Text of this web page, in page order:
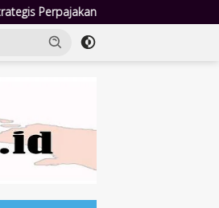
Jumat Berkah Polsek Taman: Hadir di